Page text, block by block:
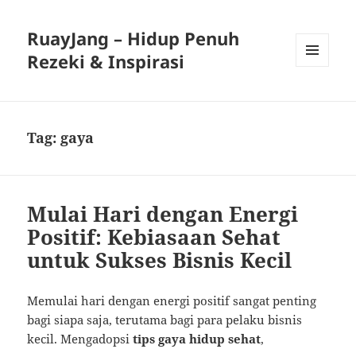
RuayJang – Hidup Penuh
Rezeki & Inspirasi
Tag: gaya
Mulai Hari dengan Energi
Positif: Kebiasaan Sehat
untuk Sukses Bisnis Kecil
Memulai hari dengan energi positif sangat penting
bagi siapa saja, terutama bagi para pelaku bisnis
kecil. Mengadopsitips gaya hidup sehat,